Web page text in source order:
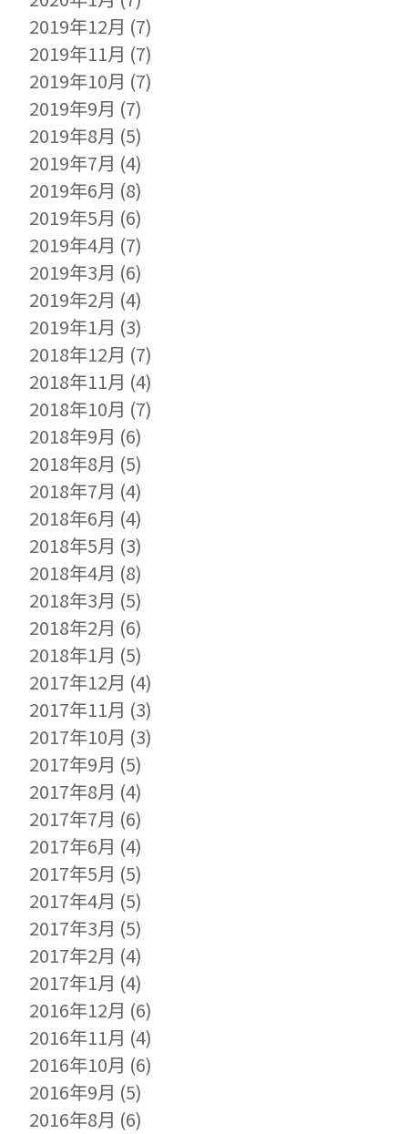
2019年12月 (7)
2019年11月 (7)
2019年10月 (7)
2019年9月 (7)
2019年8月 (5)
2019年7月 (4)
2019年6月 (8)
2019年5月 (6)
2019年4月 (7)
2019年3月 (6)
2019年2月 (4)
2019年1月 (3)
2018年12月 (7)
2018年11月 (4)
2018年10月 (7)
2018年9月 (6)
2018年8月 (5)
2018年7月 (4)
2018年6月 (4)
2018年5月 (3)
2018年4月 (8)
2018年3月 (5)
2018年2月 (6)
2018年1月 (5)
2017年12月 (4)
2017年11月 (3)
2017年10月 (3)
2017年9月 (5)
2017年8月 (4)
2017年7月 (6)
2017年6月 (4)
2017年5月 (5)
2017年4月 (5)
2017年3月 (5)
2017年2月 (4)
2017年1月 (4)
2016年12月 (6)
2016年11月 (4)
2016年10月 (6)
2016年9月 (5)
2016年8月 (6)